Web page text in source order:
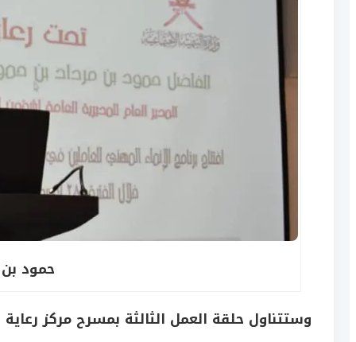
حمود
وستتناول حلقة العمل الثالثة بمسرح مركز